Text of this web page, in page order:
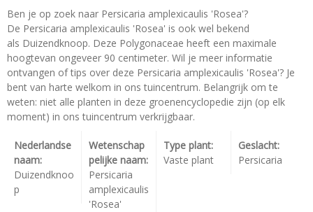
Ben je op zoek naar Persicaria amplexicaulis 'Rosea'?
De Persicaria amplexicaulis 'Rosea' is ook wel bekend
als Duizendknoop. Deze Polygonaceae heeft een maximale
hoogtevan ongeveer 90 centimeter. Wil je meer informatie
ontvangen of tips over deze Persicaria amplexicaulis 'Rosea'? Je
bent van harte welkom in ons tuincentrum. Belangrijk om te
weten: niet alle planten in deze groenencyclopedie zijn (op elk
moment) in ons tuincentrum verkrijgbaar.
Nederlandse
naam:
Duizendknoo
p
Wetenschap
pelijke naam:
Persicaria
amplexicaulis
'Rosea'
Type plant:
Vaste plant
Geslacht:
Persicaria